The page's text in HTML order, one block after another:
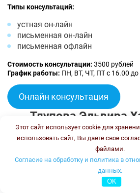
Типы консультаций:
устная он-лайн
письменная он-лайн
письменная офлайн
Стоимость консультации: 3500 рублей
График работы: ПН, ВТ, ЧТ, ПТ с 16.00 до
Онлайн консультация
Тлупова Эльвира
Этот сайт использует cookie для
использовать сайт, Вы даете свое
файлами.
Согласие на обработку и политика в
данных.
OK